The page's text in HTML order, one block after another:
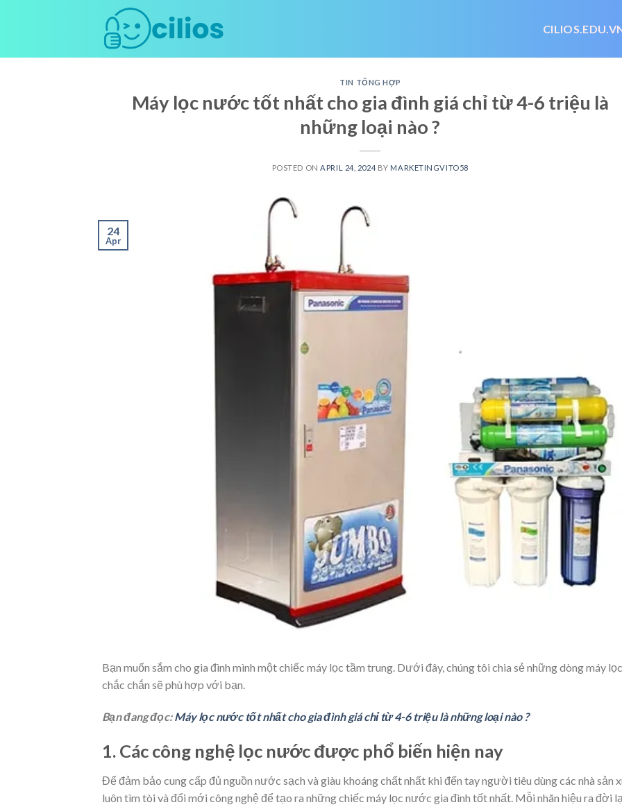
TIN TỔNG HỢP
Máy lọc nước tốt nhất cho gia đình giá chỉ từ 4-6 triệu là
những loại nào ?
POSTED ON APRIL 24, 2024 BY MARKETINGVITO58
24
Apr
Bạn muốn sắm cho gia đình mình một chiếc máy lọc tầm trung. Dưới đây, chúng tôi chia sẻ những dòng máy lọc
chắc chắn sẽ phù hợp với bạn.
Bạn đang đọc:Máy lọc nước tốt nhất cho gia đình giá chỉ từ 4-6 triệu là những loại nào ?
1. Các công nghệ lọc nước được phổ biến hiện nay
Để đảm bảo cung cấp đủ nguồn nước sạch và giàu khoáng chất nhất khi đến tay người tiêu dùng các nhà sản
luôn tìm tòi và đổi mới công nghệ để tạo ra những chiếc máy lọc nước gia đình tốt nhất. Mỗi nhãn hiệu ra đời